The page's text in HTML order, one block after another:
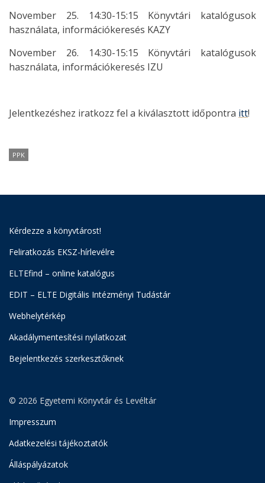
November 25. 14:30-15:15 Könyvtári katalógusok
használata, információkeresés KAZY
November 26. 14:30-15:15 Könyvtári katalógusok
használata, információkeresés IZU
Jelentkezéshez iratkozz fel a kiválasztott időpontra itt!
PPK
Kérdezze a könyvtárost!
Feliratkozás EKSZ-hírlevélre
ELTEfind – online katalógus
EDIT – ELTE Digitális Intézményi Tudástár
Webhelytérkép
Akadálymentesítési nyilatkozat
Bejelentkezés szerkesztőknek
© 2026 Egyetemi Könyvtár és Levéltár
Impresszum
Adatkezelési tájékoztatók
Álláspályázatok